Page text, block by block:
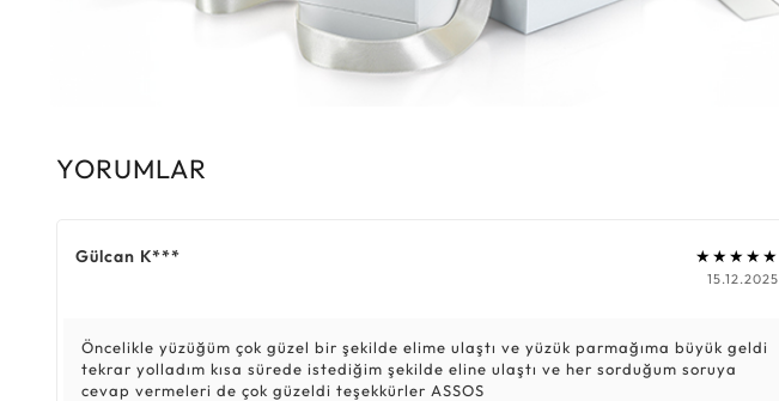
YORUMLAR
Gülcan K*** ★★★★★
15.12.2025
Öncelikle yüzüğüm çok güzel bir şekilde elime ulaştı ve yüzük parmağıma büyük geldi
tekrar yolladım kısa sürede istediğim şekilde eline ulaştı ve her sorduğum soruya
cevap vermeleri de çok güzeldi teşekkürler ASSOS